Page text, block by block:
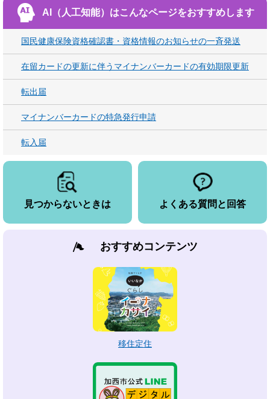
AI（人工知能）はこんなページをおすすめします
国民健康保険資格確認書・資格情報のお知らせの一斉発送
在留カードの更新に伴うマイナンバーカードの有効期限更新
転出届
マイナンバーカードの特急発行申請
転入届
見つからないときは よくある質問と回答
おすすめコンテンツ
移住定住